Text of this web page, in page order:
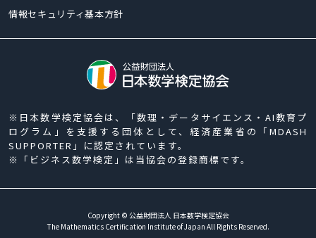
情報セキュリティ基本方針
※日本数学検定協会は、「数理・データサイエンス・AI教育プ
ログラム」を支援する団体として、経済産業省の「MDASH
SUPPORTER」に認定されています。
※「ビジネス数学検定」は当協会の登録商標です。
Copyright © 公益財団法人 日本数学検定協会
The Mathematics Certification Institute of Japan All Rights Reserved.